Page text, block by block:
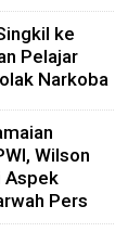
ke
Pelajar
Narkoba
Wilson
Aspek
Pers